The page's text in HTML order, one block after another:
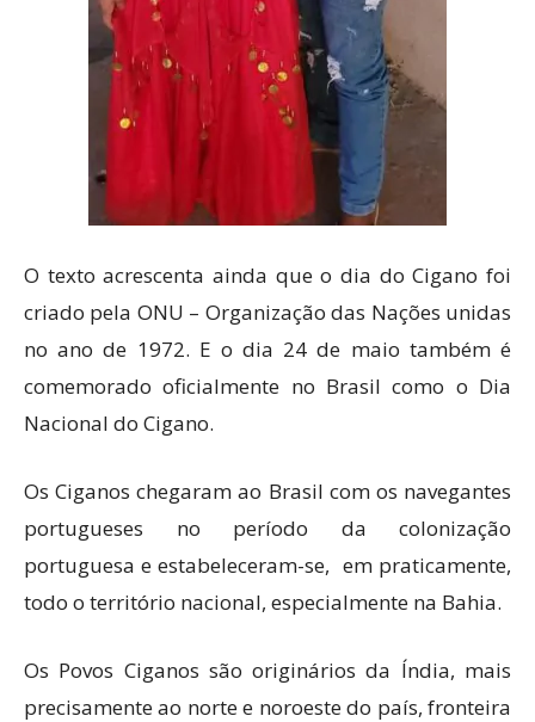
O texto acrescenta ainda que o dia do Cigano foi
criado pela ONU – Organização das Nações unidas
no ano de 1972. E o dia 24 de maio também é
comemorado oficialmente no Brasil como o Dia
Nacional do Cigano.
Os Ciganos chegaram ao Brasil com os navegantes
portugueses no período da colonização
portuguesa e estabeleceram-se, em praticamente,
todo o território nacional, especialmente na Bahia.
Os Povos Ciganos são originários da Índia, mais
precisamente ao norte e noroeste do país, fronteira